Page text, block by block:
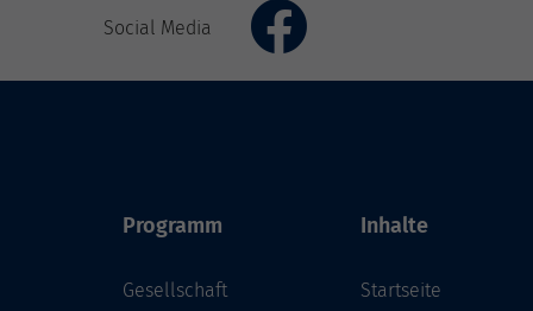
Social Media
Programm
Gesellschaft
Inhalte
Startseite